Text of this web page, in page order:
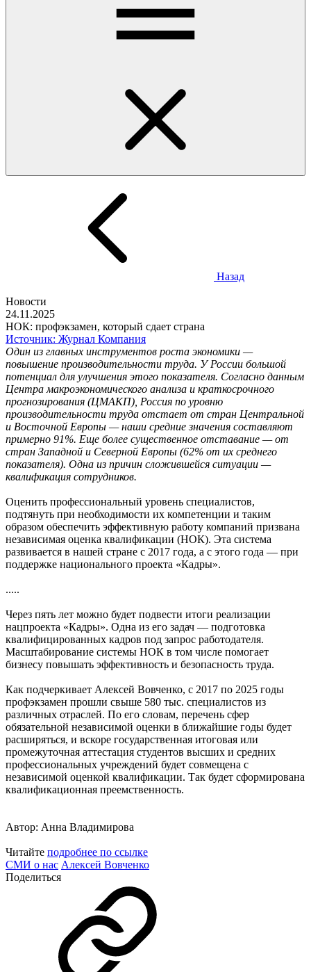
Назад
Новости
24.11.2025
НОК: профэкзамен, который сдает страна
Источник: Журнал Компания
Один из главных инструментов роста экономики —
повышение производительности труда. У России большой
потенциал для улучшения этого показателя. Согласно данным
Центра макроэкономического анализа и краткосрочного
прогнозирования (ЦМАКП), Россия по уровню
производительности труда отстает от стран Центральной
и Восточной Европы — наши средние значения составляют
примерно 91%. Еще более существенное отставание — от
стран Западной и Северной Европы (62% от их среднего
показателя). Одна из причин сложившейся ситуации —
квалификация сотрудников.
Оценить профессиональный уровень специалистов,
подтянуть при необходимости их компетенции и таким
образом обеспечить эффективную работу компаний призвана
независимая оценка квалификации (НОК). Эта система
развивается в нашей стране с 2017 года, а с этого года — при
поддержке национального проекта «Кадры».
.....
Через пять лет можно будет подвести итоги реализации
нацпроекта «Кадры». Одна из его задач — подготовка
квалифицированных кадров под запрос работодателя.
Масштабирование системы НОК в том числе помогает
бизнесу повышать эффективность и безопасность труда.
Как подчеркивает Алексей Вовченко, с 2017 по 2025 годы
профэкзамен прошли свыше 580 тыс. специалистов из
различных отраслей. По его словам, перечень сфер
обязательной независимой оценки в ближайшие годы будет
расширяться, и вскоре государственная итоговая или
промежуточная аттестация студентов высших и средних
профессиональных учреждений будет совмещена с
независимой оценкой квалификации. Так будет сформирована
квалификационная преемственность.
Автор: Анна Владимирова
Читайте подробнее по ссылке
СМИ о нас Алексей Вовченко
Поделиться